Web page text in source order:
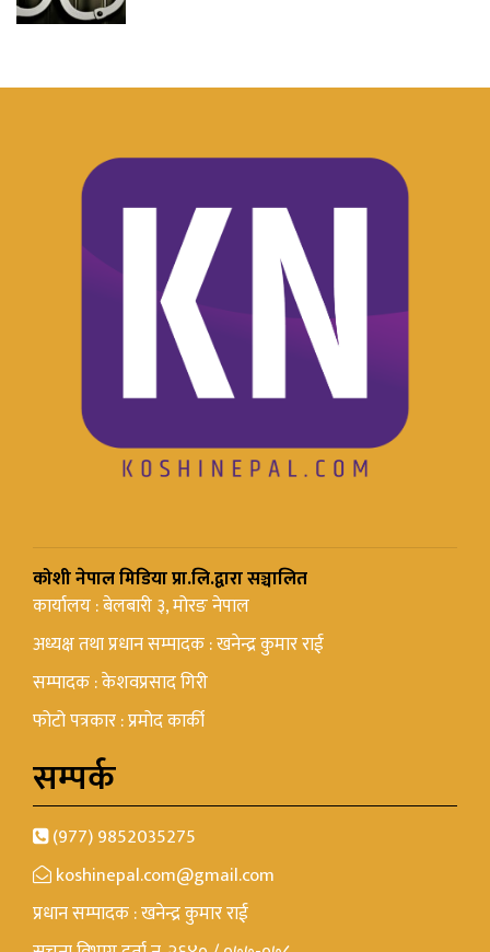
कोशी नेपाल मिडिया प्रा.लि.द्वारा सञ्चालित
कार्यालय : बेलबारी ३, मोरङ नेपाल
अध्यक्ष तथा प्रधान सम्पादक : खनेन्द्र कुमार राई
सम्पादक : केशवप्रसाद गिरी
फोटो पत्रकार : प्रमोद कार्की
सम्पर्क
(977) 9852035275
koshinepal.com@gmail.com
प्रधान सम्पादक : खनेन्द्र कुमार राई